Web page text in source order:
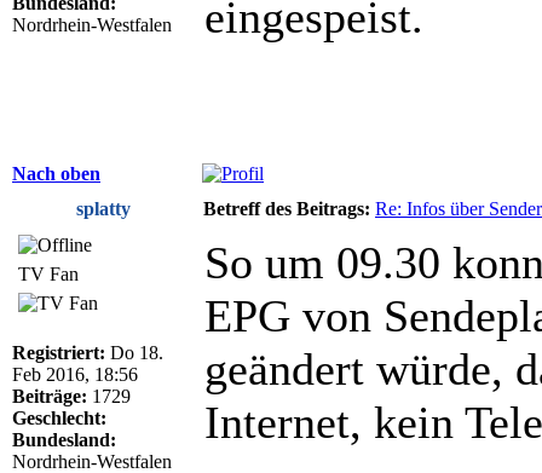
Nordrhein-Westfalen
eingespeist.
Nach oben
splatty
Betreff des Beitrags: Re: Infos über
TV Fan
Registriert: Do 18.
Feb 2016, 18:56
Beiträge: 1729
Geschlecht:
Bundesland:
Nordrhein-Westfalen
So um 09.30
EPG von
geändert würde,
Internet, kein